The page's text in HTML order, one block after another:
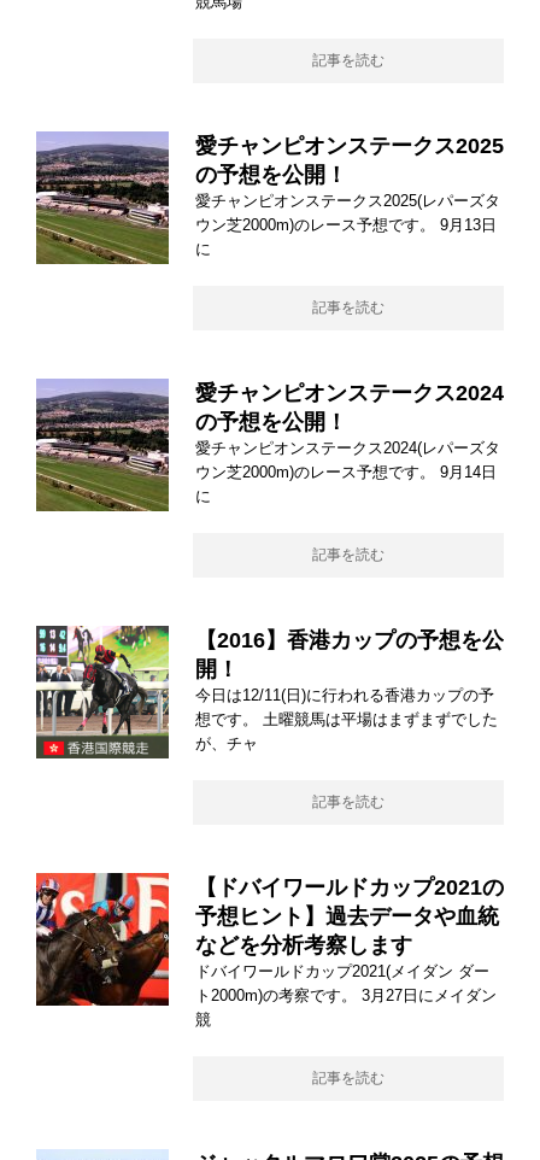
記事を読む
愛チャンピオンステークス2025
の予想を公開！
愛チャンピオンステークス2025(レパーズタ
ウン芝2000m)のレース予想です。 9月13日
に
記事を読む
愛チャンピオンステークス2024
の予想を公開！
愛チャンピオンステークス2024(レパーズタ
ウン芝2000m)のレース予想です。 9月14日
に
記事を読む
【2016】香港カップの予想を公
開！
今日は12/11(日)に行われる香港カップの予
想です。 土曜競馬は平場はまずまずでした
が、チャ
記事を読む
【ドバイワールドカップ2021の
予想ヒント】過去データや血統
などを分析考察します
ドバイワールドカップ2021(メイダン ダー
ト2000m)の考察です。 3月27日にメイダン
競
記事を読む